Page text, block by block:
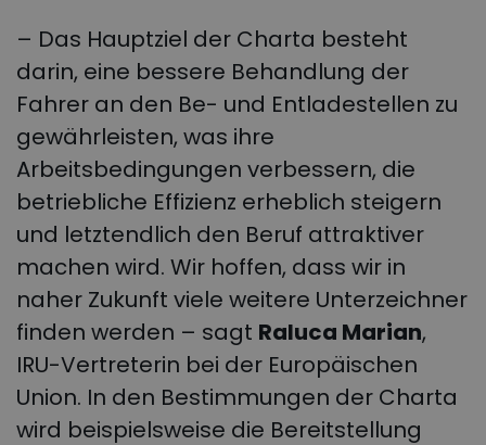
– Das Hauptziel der Charta besteht
darin, eine bessere Behandlung der
Fahrer an den Be- und Entladestellen zu
gewährleisten, was ihre
Arbeitsbedingungen verbessern, die
betriebliche Effizienz erheblich steigern
und letztendlich den Beruf attraktiver
machen wird. Wir hoffen, dass wir in
naher Zukunft viele weitere Unterzeichner
finden werden – sagt Raluca Marian,
IRU-Vertreterin bei der Europäischen
Union. In den Bestimmungen der Charta
wird beispielsweise die Bereitstellung